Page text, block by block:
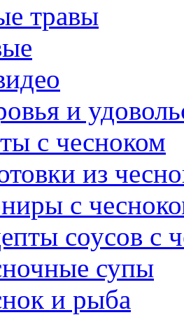
травы
и
с чесноком
из
с
соусов с
супы
и рыба